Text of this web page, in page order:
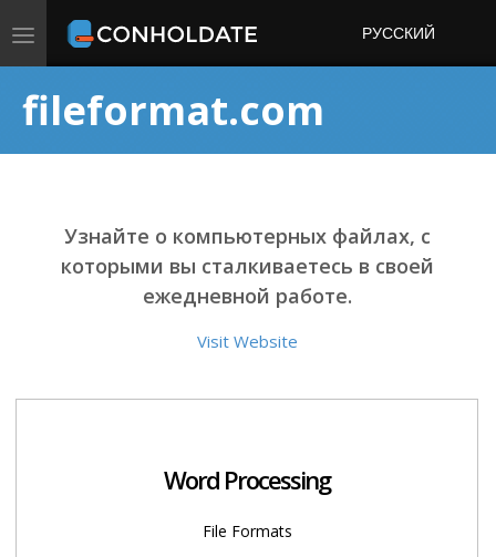
Toggle
РУССКИЙ
fileformat.com
Узнайте о компьютерных файлах, с
которыми вы сталкиваетесь в своей
ежедневной работе.
Visit Website
Word Processing
File Formats